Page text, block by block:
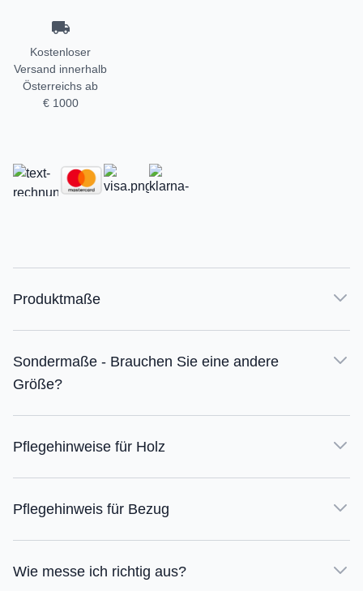
Kostenloser
Versand innerhalb
Österreichs ab
€ 1000
Produktmaße
Sondermaße - Brauchen Sie eine andere
Größe?
Pflegehinweise für Holz
Pflegehinweis für Bezug
Wie messe ich richtig aus?